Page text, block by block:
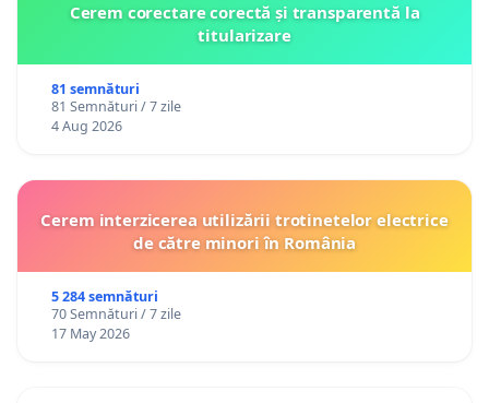
Cerem corectare corectă și transparentă la
titularizare
81 semnături
81 Semnături / 7 zile
4 Aug 2026
Cerem interzicerea utilizării trotinetelor electrice
de către minori în România
5 284 semnături
70 Semnături / 7 zile
17 May 2026